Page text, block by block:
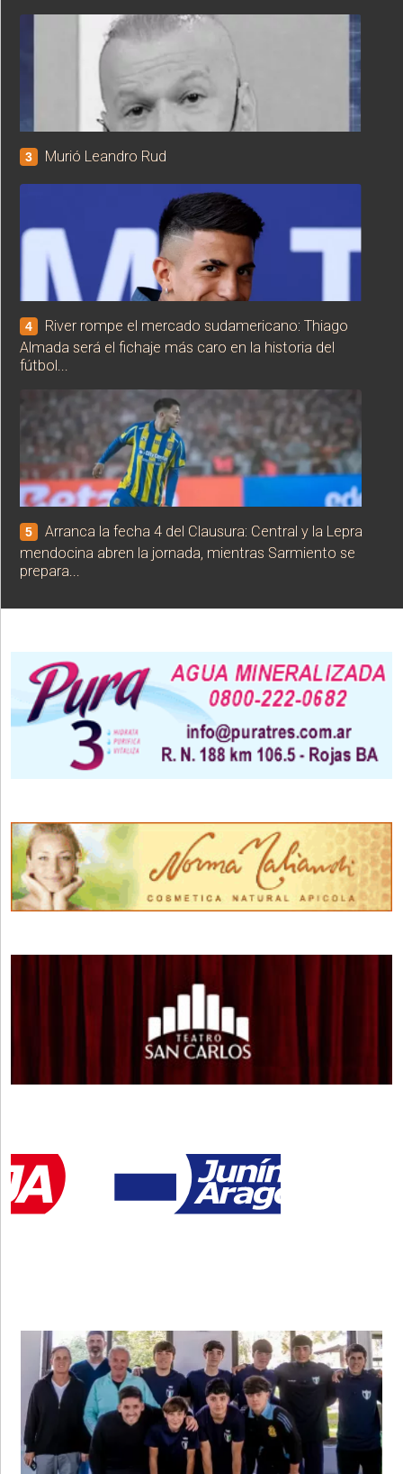
3 Murió Leandro Rud
4
River rompe el mercado sudamericano: Thiago
Almada será el fichaje más caro en la historia del
fútbol...
5
Arranca la fecha 4 del Clausura: Central y la Lepra
mendocina abren la jornada, mientras Sarmiento se
prepara...